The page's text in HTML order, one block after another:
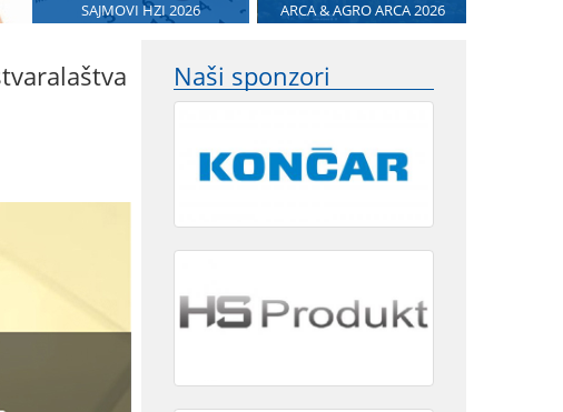
SAJMOVI HZI 2026 ARCA & AGRO ARCA 2026
Naši sponzori